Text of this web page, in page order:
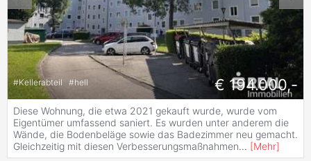
#Kellerabteil #hell € 194.000,-
Diese Wohnung, die etwa 2021 gekauft wurde, wurde vom
Eigentümer umfassend saniert. Es wurden unter anderem die
Wände, die Bodenbeläge sowie das Badezimmer neu gemacht.
Gleichzeitig mit diesen Verbesserungsmaßnahmen... [Mehr]